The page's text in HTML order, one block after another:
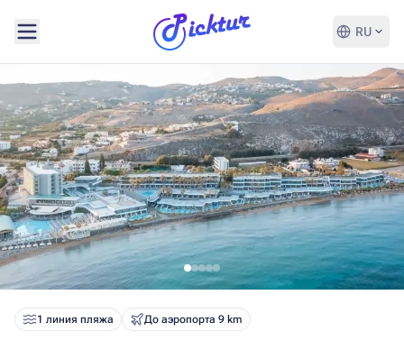
RU
1 линия пляжа До аэропорта 9 km